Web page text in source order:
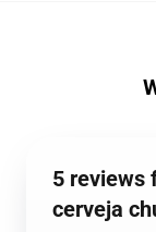
5 reviews
cerveja